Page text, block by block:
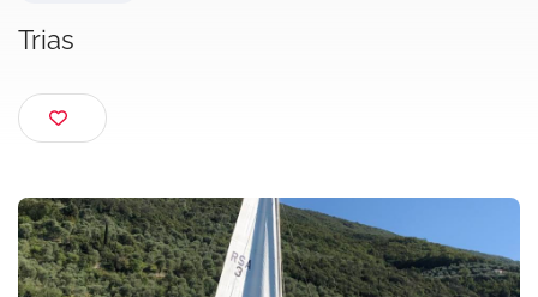
Trias